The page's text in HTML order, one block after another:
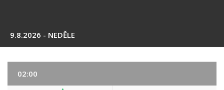
9.8.2026 - NEDĚLE
02:00